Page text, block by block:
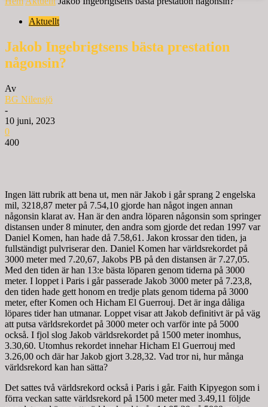
Aktuellt
Jakob Ingebrigtsens bästa prestation
någonsin?
Av
BG Nilensjö
-
10 juni, 2023
0
400
Ingen lätt rubrik att bena ut, men när Jakob i går sprang 2 engelska
mil, 3218,87 meter på 7.54,10 gjorde han något ingen annan
någonsin klarat av. Han är den andra löparen någonsin som springer
distansen under 8 minuter, den andra som gjorde det redan 1997 var
Daniel Komen, han hade då 7.58,61. Jakon krossar den tiden, ja
fullständigt pulvriserar den. Daniel Komen har världsrekordet på
3000 meter med 7.20,67, Jakobs PB på den distansen är 7.27,05.
Med den tiden är han 13:e bästa löparen genom tiderna på 3000
meter. I loppet i Paris i går passerade Jakob 3000 meter på 7.23,8,
den tiden hade gett honom en tredje plats genom tiderna på 3000
meter, efter Komen och Hicham El Guerrouj. Det är inga dåliga
löpares tider han utmanar. Loppet visar att Jakob definitivt är på väg
att putsa världsrekordet på 3000 meter och varför inte på 5000
också. I fjol slog Jakob världsrekordet på 1500 meter inomhus,
3.30,60. Utomhus rekordet innehar Hicham El Guerrouj med
3.26,00 och där har Jakob gjort 3.28,32. Vad tror ni, hur många
världsrekord kan han sätta?
Det sattes två världsrekord också i Paris i går. Faith Kipyegon som i
förra veckan satte världsrekord på 1500 meter med 3.49,11 följde